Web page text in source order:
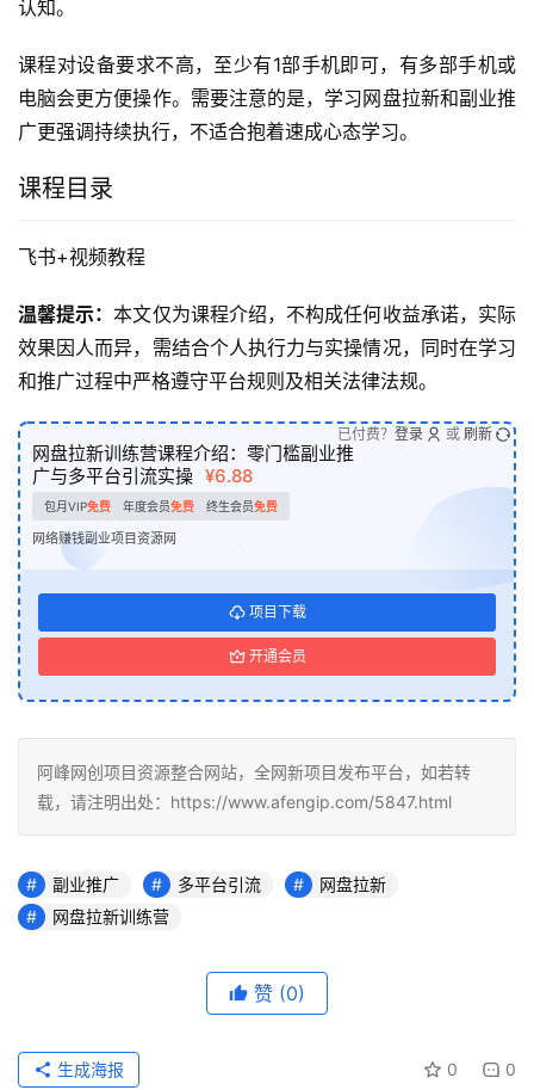
认知。
课程对设备要求不高，至少有1部手机即可，有多部手机或
电脑会更方便操作。需要注意的是，学习网盘拉新和副业推
广更强调持续执行，不适合抱着速成心态学习。
课程目录
飞书+视频教程
温馨提示：本文仅为课程介绍，不构成任何收益承诺，实际
效果因人而异，需结合个人执行力与实操情况，同时在学习
和推广过程中严格遵守平台规则及相关法律法规。
网盘拉新训练营课程介绍：零门槛副业推
广与多平台引流实操 ¥6.88
包月VIP免费 年度会员免费 终生会员免费
网络赚钱副业项目资源网
项目下载
开通会员
已付费？ 登录 或 刷新
阿峰网创项目资源整合网站，全网新项目发布平台，如若转
载，请注明出处：https://www.afengip.com/5847.html
副业推广 多平台引流
网盘拉新
网盘拉新训练营
赞 (0)
0 0
生成海报